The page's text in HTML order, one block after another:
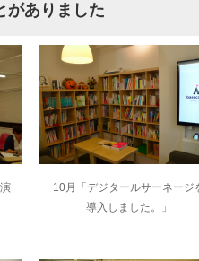
がありました
10月「デジタールサーネージ
導入しました。」